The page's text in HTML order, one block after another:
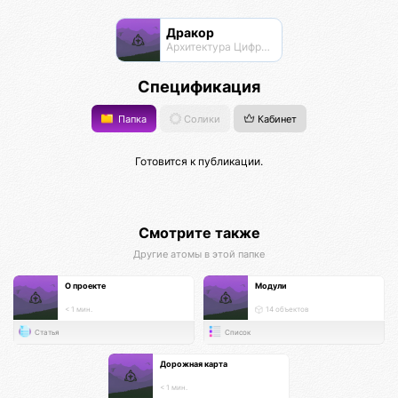
Дракор
Архитектура Цифровой Жизни
Спецификация
Папка Солики Кабинет
Готовится к публикации.
Смотрите также
Другие атомы в этой папке
О проекте
< 1 мин.
Статья
Модули
14 объектов
Список
Дорожная карта
< 1 мин.